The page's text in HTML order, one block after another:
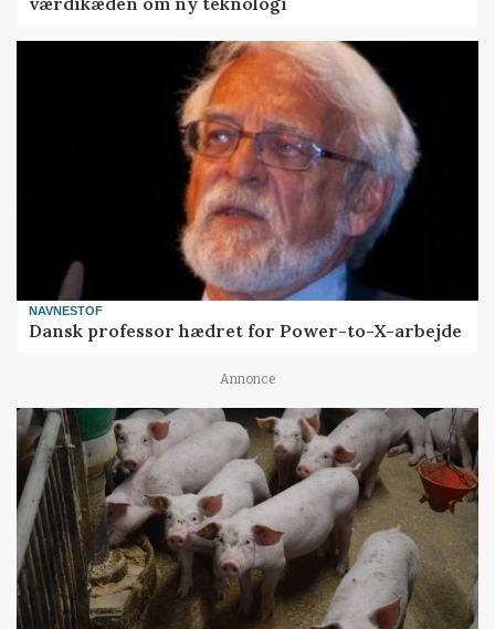
NAVNESTOF
Dansk professor hædret for Power-to-X-arbejde
Annonce